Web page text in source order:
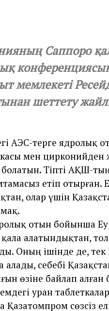
Саппоро
мемлекеті
шеттету
АЭС-терге
мен цирконийден
Тіпті АҚШ-
етіп отырған.
олар үшін
отын бойынша
қала алатындықтан,
Оның ішінде де, тек
себебі
өзіне байлап алған
уран
Қазатомпром сөзсіз